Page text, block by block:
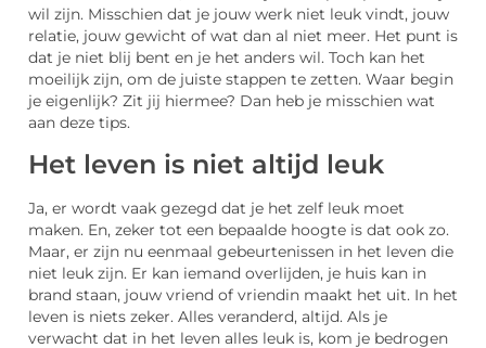
wil zijn. Misschien dat je jouw werk niet leuk vindt, jouw
relatie, jouw gewicht of wat dan al niet meer. Het punt is
dat je niet blij bent en je het anders wil. Toch kan het
moeilijk zijn, om de juiste stappen te zetten. Waar begin
je eigenlijk? Zit jij hiermee? Dan heb je misschien wat
aan deze tips.
Het leven is niet altijd leuk
Ja, er wordt vaak gezegd dat je het zelf leuk moet
maken. En, zeker tot een bepaalde hoogte is dat ook zo.
Maar, er zijn nu eenmaal gebeurtenissen in het leven die
niet leuk zijn. Er kan iemand overlijden, je huis kan in
brand staan, jouw vriend of vriendin maakt het uit. In het
leven is niets zeker. Alles veranderd, altijd. Als je
verwacht dat in het leven alles leuk is, kom je bedrogen